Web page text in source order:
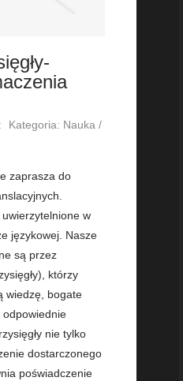
Kategoria: Nauka /
zaprasza do
w
językowej. Nasze
są przez
którzy
wiedzę, bogate
nie tylko
dostarczonego
poświadczenie